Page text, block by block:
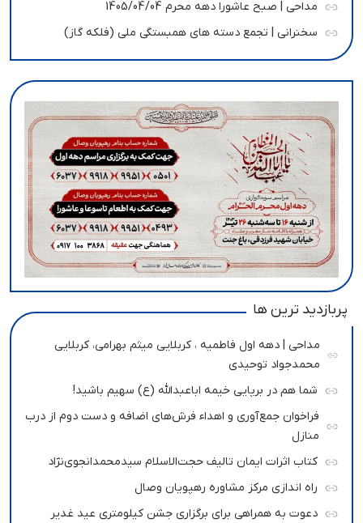
مداحی | صبح عاشورا دهه محرم 1405/04/04
سخنرانی | تجمع دسته های همبستگی ملی (فلکه گاز)
پربازدید ترین ها
مداحی | دهه اول فاطمیه ، کربلایی میثم بهرامی، کربلایی
محمدجواد توحیدی
شما هم در برپایی خیمه اباعبدالله (ع) سهیم باشید!
فراخوان جمع‌آوری و اهداء فرش‌های اضافه و دست دوم از درب
منازل
کتاب اثرات ایمان تالیف حجت‌الاسلام سیدمحمدانجوی‌نژاد
راه اندازی مرکز مشاوره رهپویان وصال
دعوت به همراهی برای برگزاری جشن کیلومتری عید غدیر